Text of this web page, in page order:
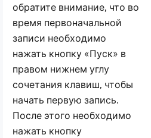
обратите внимание, что во
время первоначальной
записи необходимо
нажать кнопку «Пуск» в
правом нижнем углу
сочетания клавиш, чтобы
начать первую запись.
После этого необходимо
нажать кнопку